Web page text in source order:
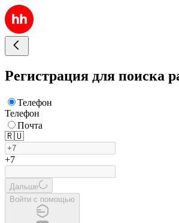
Регистрация для поиска
Телефон
Телефон
Почта
🇷🇺
+7
Дальше
Войти с помощью